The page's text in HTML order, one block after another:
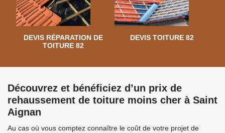
DEVIS RÉPARATION DE
TOITURE 82
DEVIS TOITURE 82
Découvrez et bénéficiez d’un prix de
rehaussement de toiture moins cher à Saint
Aignan
Au cas où vous comptez connaître le coût de votre projet de